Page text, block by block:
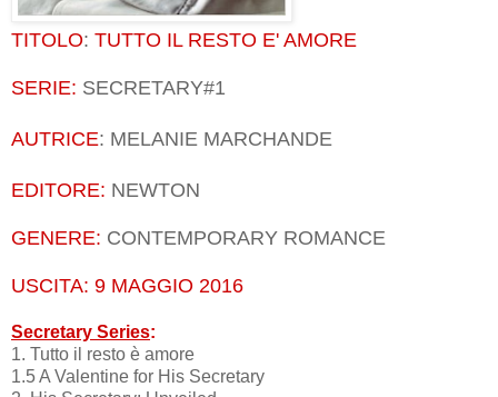
TITOLO: TUTTO IL RESTO E' AMORE
SERIE: SECRETARY#1
AUTRICE: MELANIE MARCHANDE
EDITORE: NEWTON
GENERE: CONTEMPORARY ROMANCE
USCITA: 9 MAGGIO 2016
Secretary Series:
1. Tutto il resto è amore
1.5 A Valentine for His Secretary